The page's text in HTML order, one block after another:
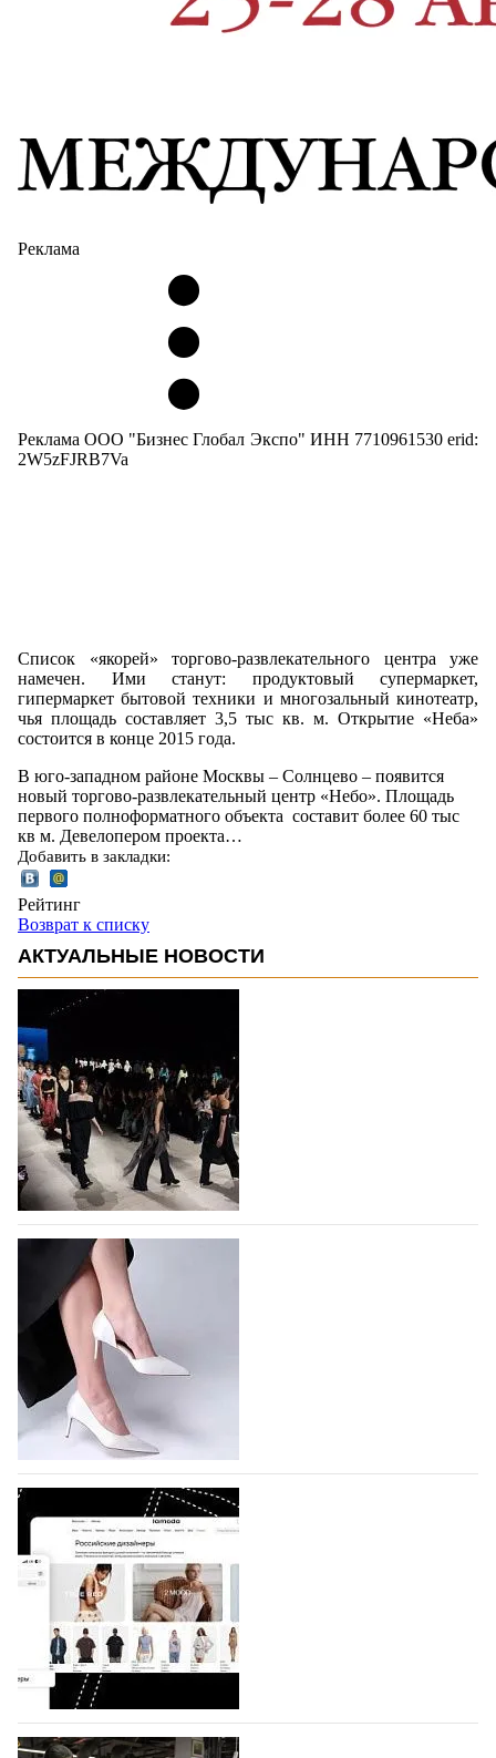
Реклама
Реклама ООО "Бизнес Глобал Экспо" ИНН 7710961530 erid:
2W5zFJRB7Va
Список «якорей» торгово-развлекательного центра уже
намечен. Ими станут: продуктовый супермаркет,
гипермаркет бытовой техники и многозальный кинотеатр,
чья площадь составляет 3,5 тыс кв. м. Открытие «Неба»
состоится в конце 2015 года.
В юго-западном районе Москвы – Солнцево – появится
новый торгово-развлекательный центр «Небо». Площадь
первого полноформатного объекта составит более 60 тыс
кв м. Девелопером проекта…
Добавить в закладки:
Рейтинг
Возврат к списку
АКТУАЛЬНЫЕ НОВОСТИ
На участие в Московской неделе моды
подано 1047 заявок
На участие в седьмой Московской неделе моды,
которая пройдет в российской столице с 26 сентября
по 1 октября, уже подано 1047 заявок. Примерно
половину из них (494) прислали дизайнеры,
коллекции которых не были представлены в…
07.08.2026 713
BALLINA представит свои новинки на Euro
Shoes
Компания BALLINA Guangzhou Lihuang Footwear
Co., Ltd., основанная в 2011 году и расположенная в
Гуанчжоу, столице моды Китая, является
профессиональной обувной компанией,
объединяющей разработку, производство и…
07.08.2026 574
На платформе Lamoda - новый раздел и